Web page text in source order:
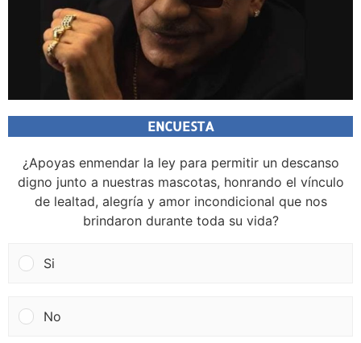
ENCUESTA
¿Apoyas enmendar la ley para permitir un descanso
digno junto a nuestras mascotas, honrando el vínculo
de lealtad, alegría y amor incondicional que nos
brindaron durante toda su vida?
Si
No